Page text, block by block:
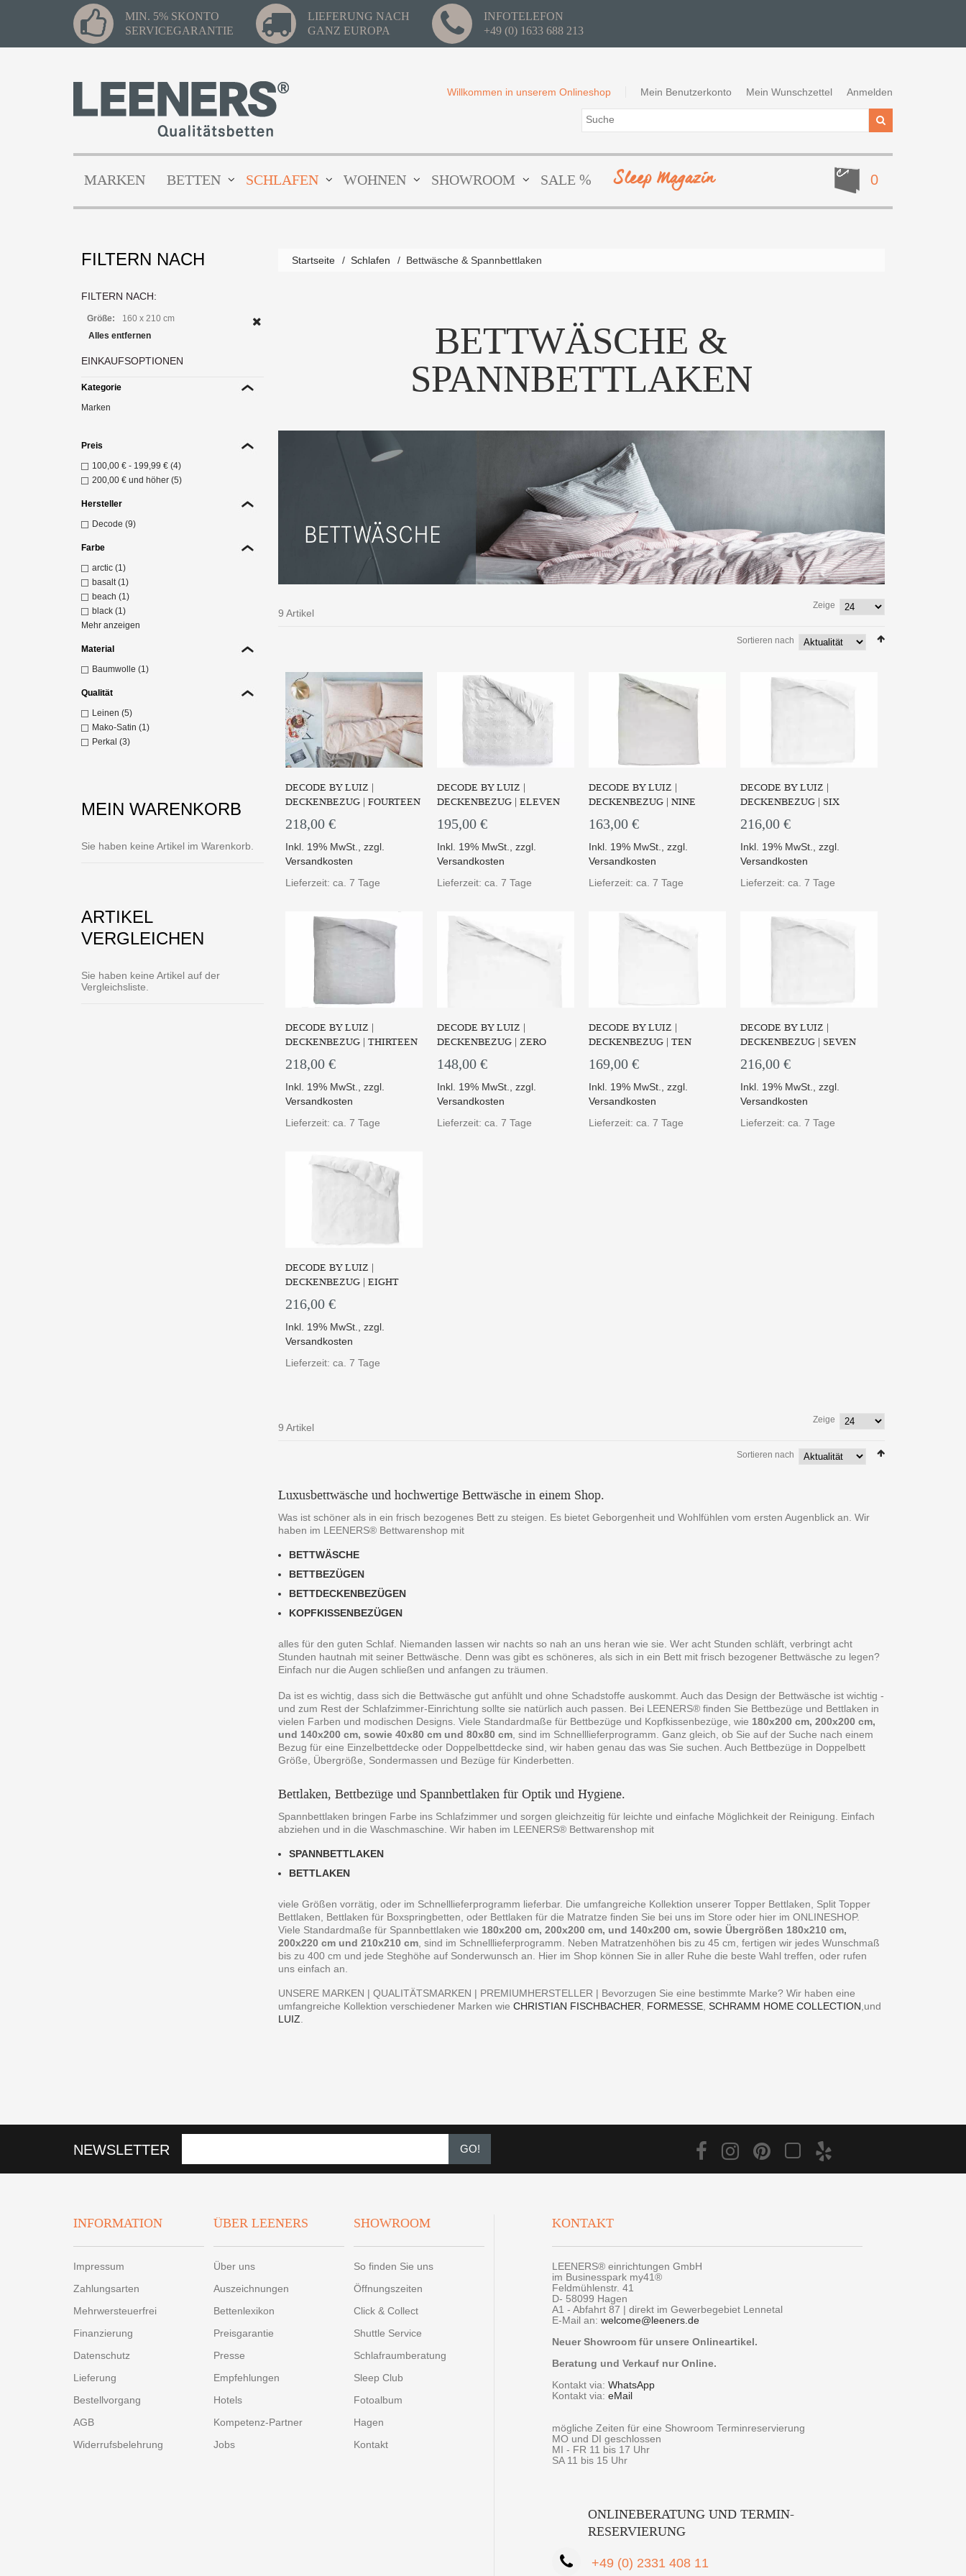
MIN. 5% SKONTO
SERVICEGARANTIE
LIEFERUNG NACH
GANZ EUROPA
INFOTELEFON
+49 (0) 1633 688 213
Mein Benutzerkonto Mein Wunschzettel Anmelden
Willkommen in unserem Onlineshop
0
MARKEN BETTEN SCHLAFEN WOHNEN SHOWROOM SALE % Sleep Magazin
Startseite / Schlafen / Bettwäsche & Spannbettlaken
BETTWÄSCHE &
SPANNBETTLAKEN
9 Artikel
Zeige
Sortieren nach
DECODE BY LUIZ |
DECKENBEZUG | FOURTEEN
218,00 €
Inkl. 19% MwSt.,zzgl.
Versandkosten
Lieferzeit: ca. 7 Tage
DECODE BY LUIZ |
DECKENBEZUG | ELEVEN
195,00 €
Inkl. 19% MwSt., zzgl.
Versandkosten
Lieferzeit: ca. 7 Tage
Die sanfte Haptik und Optik
DECODE BY LUIZ |
DECKENBEZUG | NINE
163,00 €
Inkl. 19% MwSt., zzgl.
Versandkosten
Lieferzeit: ca. 7 Tage
Die Bettwäsche "nine" aus
DECODE BY LUIZ |
DECKENBEZUG | SIX
216,00 €
Inkl. 19% MwSt., zzgl.
Versandkosten
Lieferzeit: ca. 7 Tage
DECODE BY LUIZ |
DECKENBEZUG | THIRTEEN
218,00 €
Inkl. 19% MwSt. ,zzgl.
Versandkosten
Lieferzeit: ca. 7 Tage
DECODE BY LUIZ |
DECKENBEZUG | ZERO
148,00 €
Inkl. 19% MwSt.
zzgl.
Versandkosten
Lieferzeit: ca. 7 Tage
DECODE BY LUIZ |
DECKENBEZUG | TEN
169,00 €
Inkl. 19% MwSt.
zzgl.
Versandkosten
Lieferzeit: ca. 7 Tage
DECODE BY LUIZ |
DECKENBEZUG | SEVEN
216,00 €
Inkl. 19% MwSt.
zzgl.
Versandkosten
Lieferzeit: ca. 7 Tage
"seven" besticht hier d...
DECODE BY LUIZ |
DECKENBEZUG | EIGHT
216,00 €
Inkl. 19% MwSt. ,zzgl.
Versandkosten
Lieferzeit: ca. 7 Tage
Die Leinen-Bettwäsche "eight"
besticht hier d...
9 Artikel
Zeige
Sortieren nach
Luxusbettwäsche und hochwertige Bettwäsche in einem Shop.
Was ist schöner als in ein frisch bezogenes Bett zu steigen. Es bietet Geborgenheit und Wohlfühlen vom ersten Augenblick an. Wir
haben im LEENERS® Bettwarenshop mit
BETTWÄSCHE
BETTBEZÜGEN
BETTDECKENBEZÜGEN
KOPFKISSENBEZÜGEN
alles für den guten Schlaf. Niemanden lassen wir nachts so nah an uns heran wie sie. Wer acht Stunden schläft, verbringt acht
Stunden hautnah mit seiner Bettwäsche. Denn was gibt es schöneres, als sich in ein Bett mit frisch bezogener Bettwäsche zu legen?
Einfach nur die Augen schließen und anfangen zu träumen.
Da ist es wichtig, dass sich die Bettwäsche gut anfühlt und ohne Schadstoffe auskommt. Auch das Design der Bettwäsche ist wichtig -
und zum Rest der Schlafzimmer-Einrichtung sollte sie natürlich auch passen. Bei LEENERS® finden Sie Bettbezüge und Bettlaken in
vielen Farben und modischen Designs. Viele Standardmaße für Bettbezüge und Kopfkissenbezüge, wie 180x200 cm, 200x200 cm,
und 140x200 cm, sowie 40x80 cm und 80x80 cm , sind im Schnelllieferprogramm. Ganz gleich, ob Sie auf der Suche nach einem
Bezug für eine Einzelbettdecke oder Doppelbettdecke sind, wir haben genau das was Sie suchen. Auch Bettbezüge in Doppelbett
Größe, Übergröße, Sondermassen und Bezüge für Kinderbetten.
Bettlaken, Bettbezüge und Spannbettlaken für Optik und Hygiene.
Spannbettlaken bringen Farbe ins Schlafzimmer und sorgen gleichzeitig für leichte und einfache Möglichkeit der Reinigung. Einfach
abziehen und in die Waschmaschine. Wir haben im LEENERS® Bettwarenshop mit
SPANNBETTLAKEN
BETTLAKEN
viele Größen vorrätig, oder im Schnelllieferprogramm lieferbar. Die umfangreiche Kollektion unserer Topper Bettlaken, Split Topper
Bettlaken, Bettlaken für Boxspringbetten, oder Bettlaken für die Matratze finden Sie bei uns im Store oder hier im ONLINESHOP.
Viele Standardmaße für Spannbettlaken wie 180x200 cm, 200x200 cm, und 140x200 cm, sowie Übergrößen 180x210 cm,
200x220 cm und 210x210 cm , sind im Schnelllieferprogramm. Neben Matratzenhöhen bis zu 45 cm, fertigen wir jedes Wunschmaß
bis zu 400 cm und jede Steghöhe auf Sonderwunsch an. Hier im Shop können Sie in aller Ruhe die beste Wahl treffen, oder rufen
uns einfach an.
UNSERE MARKEN | QUALITÄTSMARKEN | PREMIUMHERSTELLER | Bevorzugen Sie eine bestimmte Marke? Wir haben eine
umfangreiche Kollektion verschiedener Marken wieCHRISTIAN FISCHBACHER FORMESSE ,SCHRAMM HOME COLLECTION ,und
LUIZ
FILTERN NACH
FILTERN NACH:
Größe:
160 x 210 cm
Alles entfernen
EINKAUFSOPTIONEN
Kategorie
Marken
Preis
100,00 € - 199,99 € (4)
200,00 € und höher (5)
Hersteller
Decode (9)
Farbe
arctic (1)
basalt (1)
beach (1)
black (1)
Mehr anzeigen
Material
Baumwolle (1)
Qualität
Leinen (5)
Mako-Satin (1)
Perkal (3)
MEIN WARENKORB
Sie haben keine Artikel im Warenkorb.
ARTIKEL
VERGLEICHEN
Sie haben keine Artikel auf der
Vergleichsliste.
NEWSLETTER GO!
INFORMATION
Impressum
Zahlungsarten
Mehrwersteuerfrei
Finanzierung
Datenschutz
Lieferung
Bestellvorgang
AGB
Widerrufsbelehrung
ÜBER LEENERS
Über uns
Auszeichnungen
Bettenlexikon
Preisgarantie
Presse
Empfehlungen
Hotels
Kompetenz-Partner
Jobs
SHOWROOM
So finden Sie uns
Öffnungszeiten
Click & Collect
Shuttle Service
Schlafraumberatung
Sleep Club
Fotoalbum
Hagen
Kontakt
KONTAKT
LEENERS® einrichtungen GmbH
im Businesspark my41®
Feldmühlenstr. 41
D- 58099 Hagen
A1 - Abfahrt 87 | direkt im Gewerbegebiet Lennetal
E-Mail an: welcome@leeners.de
Neuer Showroom für unsere Onlineartikel.
Beratung und Verkauf nur Online.
Kontakt via: WhatsApp
Kontakt via: eMail
mögliche Zeiten für eine Showroom Terminreservierung
MO und DI geschlossen
MI - FR 11 bis 17 Uhr
SA 11 bis 15 Uhr
ONLINEBERATUNG UND TERMIN-
RESERVIERUNG
+49 (0) 2331 408 11